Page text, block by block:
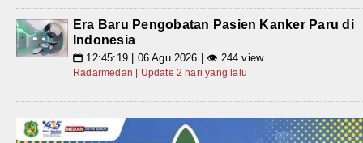
Era Baru Pengobatan Pasien Kanker Paru di
Indonesia
📅 12:45:19 | 06 Agu 2026 | 👁 244 view
Radarmedan | Update 2 hari yang lalu